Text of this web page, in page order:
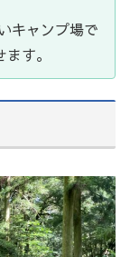
キャンプ場で
す。